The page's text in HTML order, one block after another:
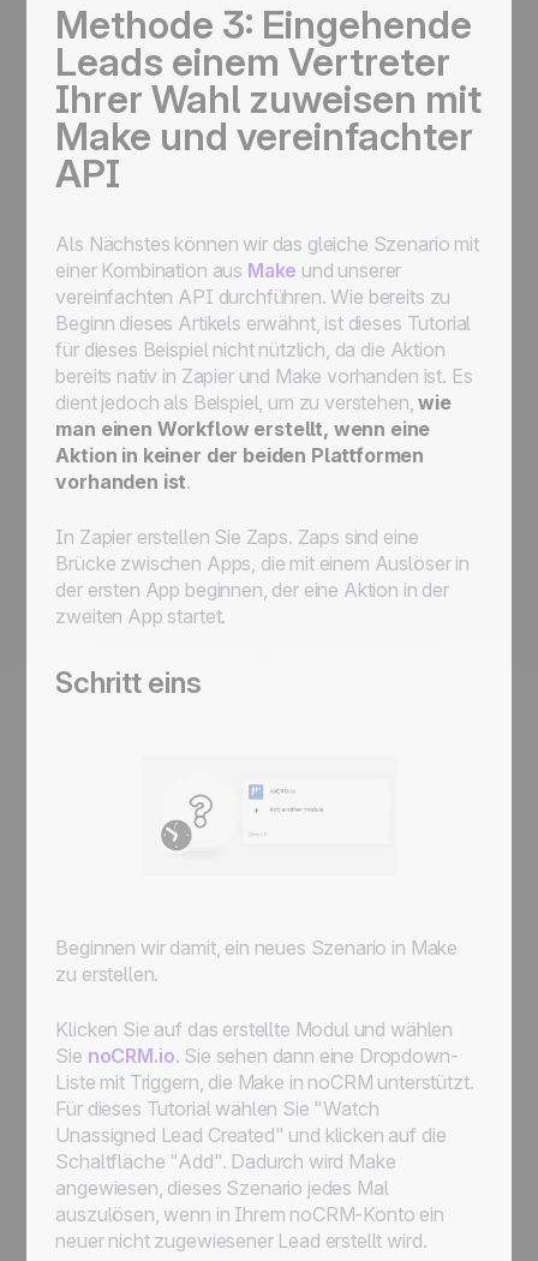
Methode 3: Eingehende
Leads einem Vertreter
Ihrer Wahl zuweisen mit
Make und vereinfachter
API
Als Nächstes können wir das gleiche Szenario mit
einer Kombination aus Make und unserer
vereinfachten API durchführen. Wie bereits zu
Beginn dieses Artikels erwähnt, ist dieses Tutorial
für dieses Beispiel nicht nützlich, da die Aktion
bereits nativ in Zapier und Make vorhanden ist. Es
dient jedoch als Beispiel, um zu verstehen,wie
man einen Workflow erstellt, wenn eine
Aktion in keiner der beiden Plattformen
vorhanden ist.
In Zapier erstellen Sie Zaps. Zaps sind eine
Brücke zwischen Apps, die mit einem Auslöser in
der ersten App beginnen, der eine Aktion in der
zweiten App startet.
Schritt eins
Beginnen wir damit, ein neues Szenario in Make
zu erstellen.
Klicken Sie auf das erstellte Modul und wählen
Sie noCRM.io. Sie sehen dann eine Dropdown-
Liste mit Triggern, die Make in noCRM unterstützt.
Für dieses Tutorial wählen Sie "Watch
Unassigned Lead Created" und klicken auf die
Schaltfläche "Add". Dadurch wird Make
angewiesen, dieses Szenario jedes Mal
auszulösen, wenn in Ihrem noCRM-Konto ein
neuer nicht zugewiesener Lead erstellt wird.